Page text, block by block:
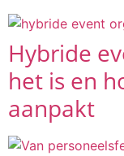
Hybride
het is en
aanpakt